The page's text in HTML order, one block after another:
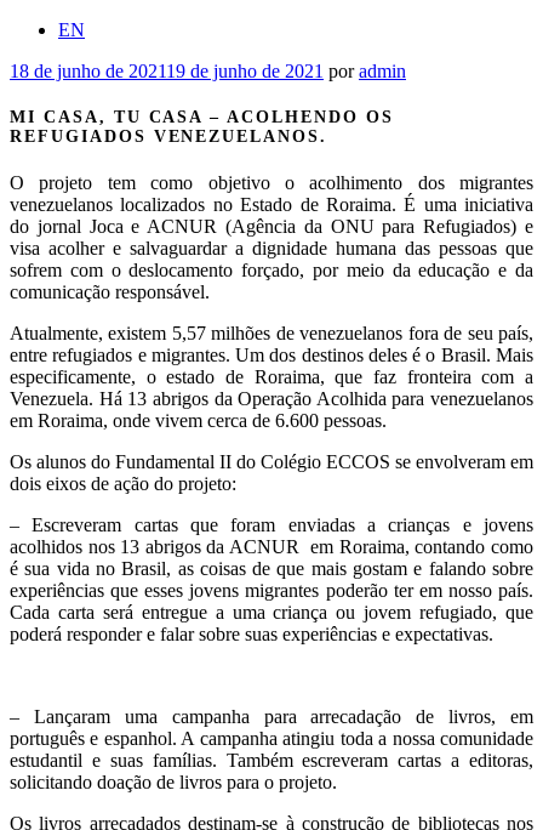
EN
Publicado
18 de junho de 202119 de junho de 2021 poradmin
MI CASA, TU CASA – ACOLHENDO OS
REFUGIADOS VENEZUELANOS.
O projeto tem como objetivo o acolhimento dos migrantes
venezuelanos localizados no Estado de Roraima. É uma iniciativa
do jornal Joca e ACNUR (Agência da ONU para Refugiados) e
visa acolher e salvaguardar a dignidade humana das pessoas que
sofrem com o deslocamento forçado, por meio da educação e da
comunicação responsável.
Atualmente, existem 5,57 milhões de venezuelanos fora de seu país,
entre refugiados e migrantes. Um dos destinos deles é o Brasil. Mais
especificamente, o estado de Roraima, que faz fronteira com a
Venezuela. Há 13 abrigos da Operação Acolhida para venezuelanos
em Roraima, onde vivem cerca de 6.600 pessoas.
Os alunos do Fundamental II do Colégio ECCOS se envolveram em
dois eixos de ação do projeto:
– Escreveram cartas que foram enviadas a crianças e jovens
acolhidos nos 13 abrigos da ACNUR em Roraima, contando como
é sua vida no Brasil, as coisas de que mais gostam e falando sobre
experiências que esses jovens migrantes poderão ter em nosso país.
Cada carta será entregue a uma criança ou jovem refugiado, que
poderá responder e falar sobre suas experiências e expectativas.
– Lançaram uma campanha para arrecadação de livros, em
português e espanhol. A campanha atingiu toda a nossa comunidade
estudantil e suas famílias. Também escreveram cartas a editoras,
solicitando doação de livros para o projeto.
Os livros arrecadados destinam-se à construção de bibliotecas nos